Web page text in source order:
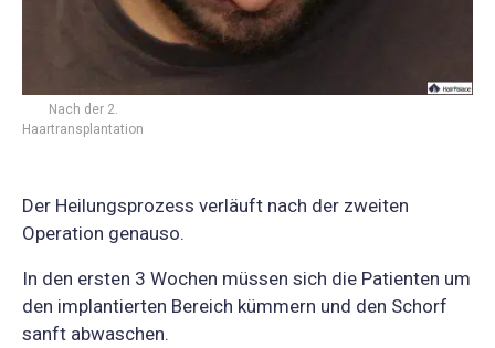
Nach der 2.
Haartransplantation
Der Heilungsprozess verläuft nach der zweiten
Operation genauso.
In den ersten 3 Wochen müssen sich die Patienten um
den implantierten Bereich kümmern und den Schorf
sanft abwaschen.